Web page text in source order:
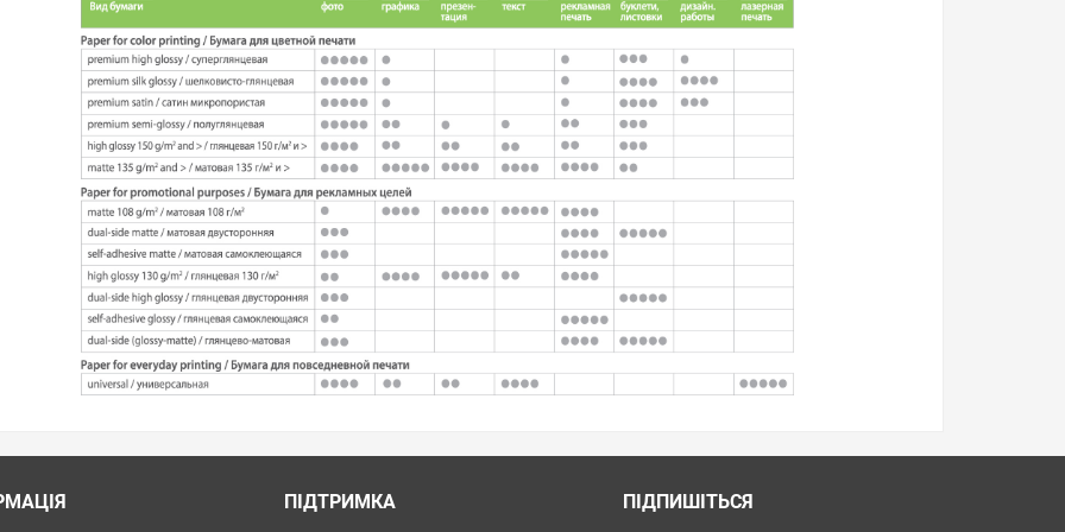
ПІДТРИМКА ПІДПИШІТЬСЯ